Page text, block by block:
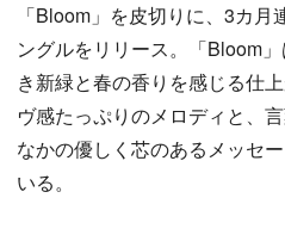
「Bloom」を皮切りに、3カ
ングルをリリース。「Bloom
き新緑と春の香りを感じる仕
ヴ感たっぷりのメロディと、
なかの優しく芯のあるメッセ
いる。